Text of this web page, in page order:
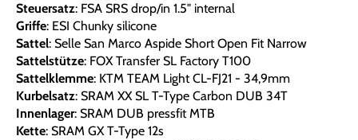
Steuersatz: FSA SRS drop/in 1.5" internal
Griffe: ESI Chunky silicone
Sattel: Selle San Marco Aspide Short Open Fit Narrow
Sattelstütze: FOX Transfer SL Factory T100
Sattelklemme: KTM TEAM Light CL-FJ21 - 34,9mm
Kurbelsatz: SRAM XX SL T-Type Carbon DUB 34T
Innenlager: SRAM DUB pressfit MTB
Kette: SRAM GX T-Type 12s